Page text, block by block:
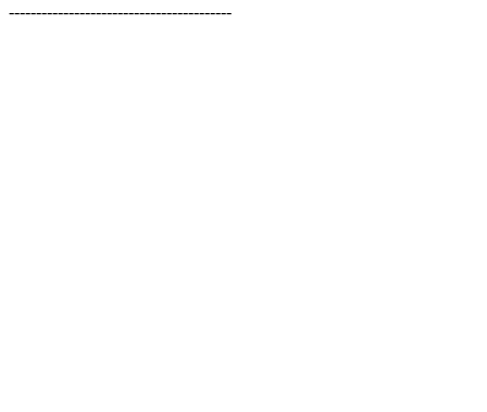
-----------------------------------------